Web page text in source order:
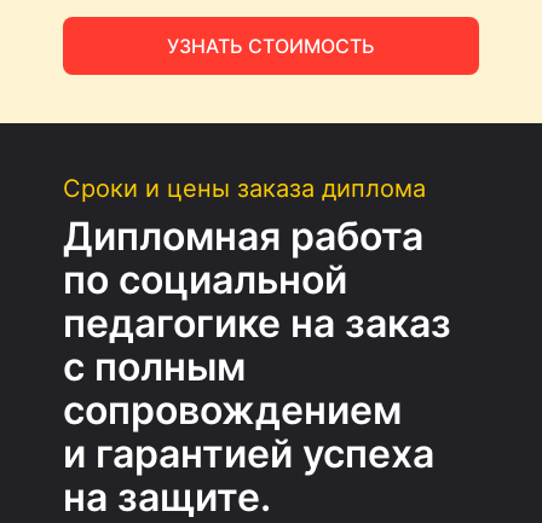
УЗНАТЬ СТОИМОСТЬ
Сроки и цены заказа диплома
Дипломная работа
по социальной
педагогике на заказ
с полным
сопровождением
и гарантией успеха
на защите.